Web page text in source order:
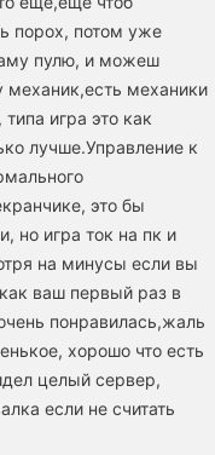
порох, потом уже
пулю, и можеш
механик,есть механики
игра это как
лучше.Управление к
это бы
но игра ток на пк и
на минусы если вы
ваш первый раз в
понравилась,жаль
хорошо что есть
целый сервер,
если не считать